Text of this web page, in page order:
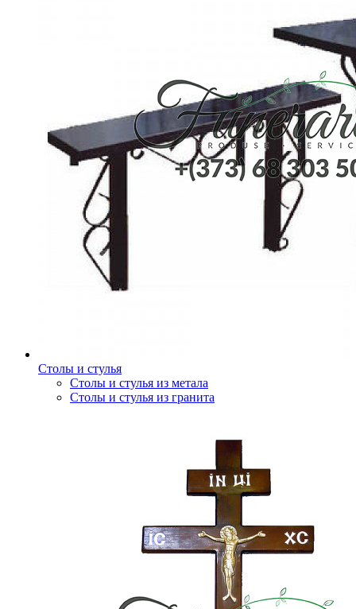
Столы и стулья
Столы и стулья из метала
Столы и стулья из гранита